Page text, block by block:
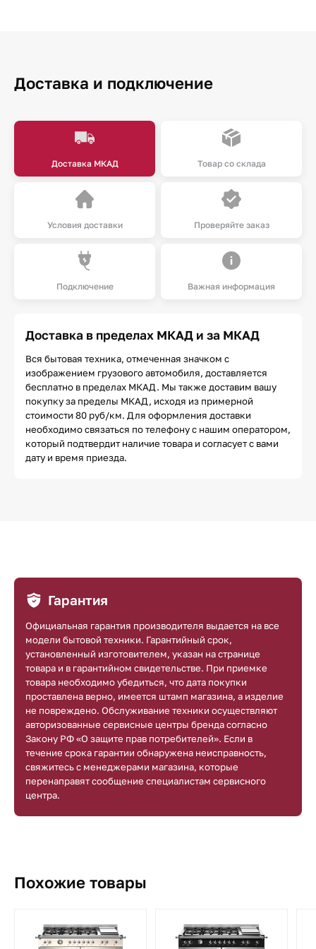
Доставка и подключение
Доставка МКАД Товар со склада
Условия доставки Проверяйте заказ
Подключение Важная информация
Доставка в пределах МКАД и за МКАД
Вся бытовая техника, отмеченная значком с
изображением грузового автомобиля, доставляется
бесплатно в пределах МКАД. Мы также доставим вашу
покупку за пределы МКАД, исходя из примерной
стоимости 80 руб/км. Для оформления доставки
необходимо связаться по телефону с нашим оператором,
который подтвердит наличие товара и согласует с вами
дату и время приезда.
Гарантия
Официальная гарантия производителя выдается на все
модели бытовой техники. Гарантийный срок,
установленный изготовителем, указан на странице
товара и в гарантийном свидетельстве. При приемке
товара необходимо убедиться, что дата покупки
проставлена верно, имеется штамп магазина, а изделие
не повреждено. Обслуживание техники осуществляют
авторизованные сервисные центры бренда согласно
Закону РФ «О защите прав потребителей». Если в
течение срока гарантии обнаружена неисправность,
свяжитесь с менеджерами магазина, которые
перенаправят сообщение специалистам сервисного
центра.
Похожие товары